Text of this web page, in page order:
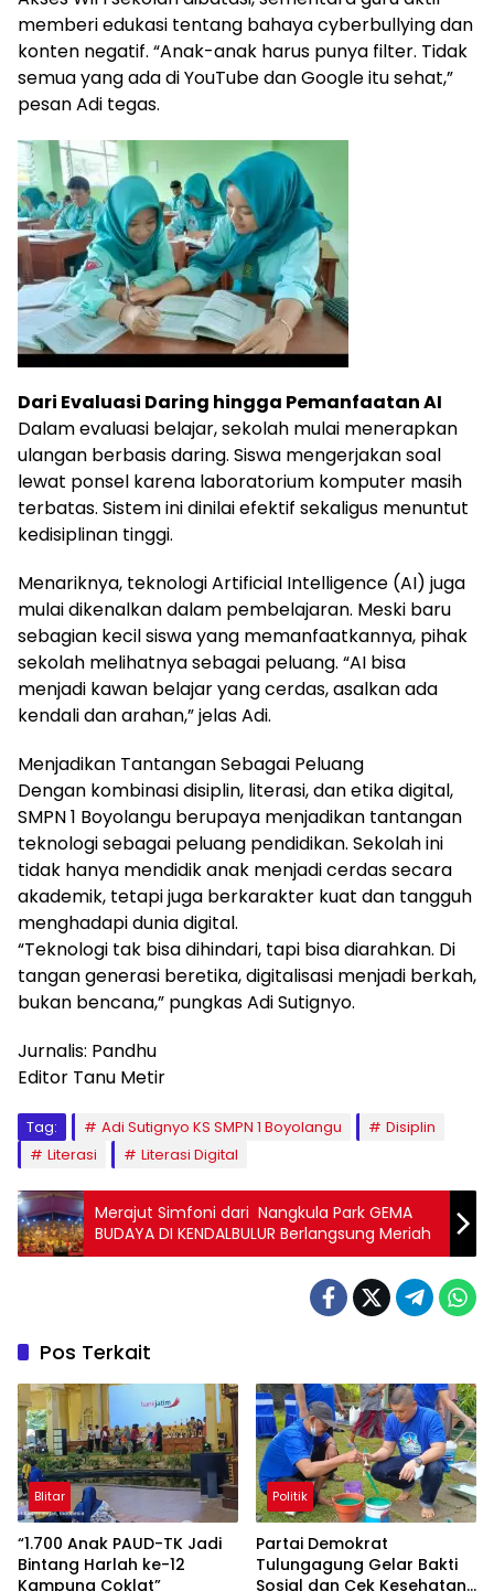
memberi edukasi tentang bahaya cyberbullying dan
konten negatif. “Anak-anak harus punya filter. Tidak
semua yang ada di YouTube dan Google itu sehat,”
pesan Adi tegas.
Dari Evaluasi Daring hingga Pemanfaatan AI
Dalam evaluasi belajar, sekolah mulai menerapkan
ulangan berbasis daring. Siswa mengerjakan soal
lewat ponsel karena laboratorium komputer masih
terbatas. Sistem ini dinilai efektif sekaligus menuntut
kedisiplinan tinggi.
Menariknya, teknologi Artificial Intelligence (AI) juga
mulai dikenalkan dalam pembelajaran. Meski baru
sebagian kecil siswa yang memanfaatkannya, pihak
sekolah melihatnya sebagai peluang. “AI bisa
menjadi kawan belajar yang cerdas, asalkan ada
kendali dan arahan,” jelas Adi.
Menjadikan Tantangan Sebagai Peluang
Dengan kombinasi disiplin, literasi, dan etika digital,
SMPN 1 Boyolangu berupaya menjadikan tantangan
teknologi sebagai peluang pendidikan. Sekolah ini
tidak hanya mendidik anak menjadi cerdas secara
akademik, tetapi juga berkarakter kuat dan tangguh
menghadapi dunia digital.
“Teknologi tak bisa dihindari, tapi bisa diarahkan. Di
tangan generasi beretika, digitalisasi menjadi berkah,
bukan bencana,” pungkas Adi Sutignyo.
Jurnalis: Pandhu
Editor Tanu Metir
Tag: Adi Sutignyo KS SMPN 1 Boyolangu
Disiplin
Literasi
Literasi Digital
Merajut Simfoni dari Nangkula Park GEMA
BUDAYA DI KENDALBULUR Berlangsung Meriah
Pos Terkait
Blitar
“1.700 Anak PAUD-TK Jadi
Bintang Harlah ke-12
Kampung Coklat”
Politik
Partai Demokrat
Tulungagung Gelar Bakti
Sosial dan Cek Kesehatan